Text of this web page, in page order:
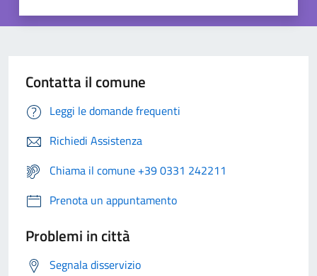
Contatta il comune
Leggi le domande frequenti
Richiedi Assistenza
Chiama il comune +39 0331 242211
Prenota un appuntamento
Problemi in città
Segnala disservizio